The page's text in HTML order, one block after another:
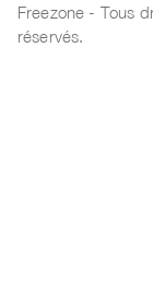
Freezone - Tous
réservés.